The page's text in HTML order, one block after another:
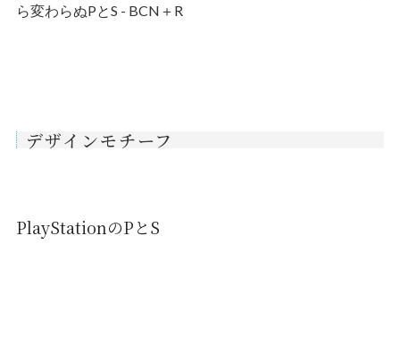
ら変わらぬPとS - BCN＋R
デザインモチーフ
PlayStationのPとS